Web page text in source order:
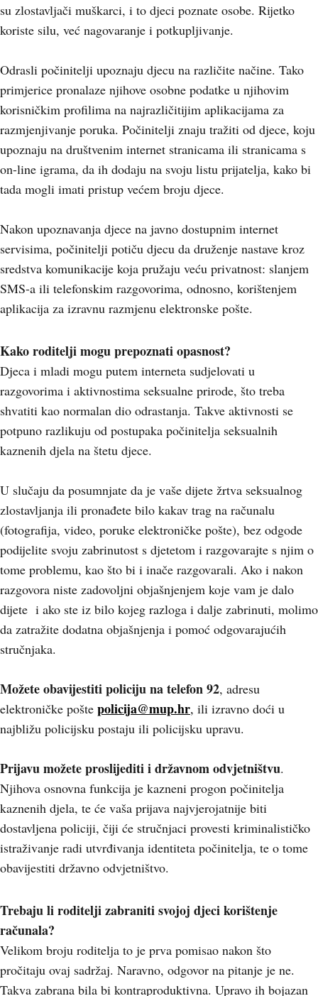
su zlostavljači muškarci, i to djeci poznate osobe. Rijetko
koriste silu, već nagovaranje i potkupljivanje.
Odrasli počinitelji upoznaju djecu na različite načine. Tako
primjerice pronalaze njihove osobne podatke u njihovim
korisničkim profilima na najrazličitijim aplikacijama za
razmjenjivanje poruka. Počinitelji znaju tražiti od djece, koju
upoznaju na društvenim internet stranicama ili stranicama s
on-line igrama, da ih dodaju na svoju listu prijatelja, kako bi
tada mogli imati pristup većem broju djece.
Nakon upoznavanja djece na javno dostupnim internet
servisima, počinitelji potiču djecu da druženje nastave kroz
sredstva komunikacije koja pružaju veću privatnost: slanjem
SMS-a ili telefonskim razgovorima, odnosno, korištenjem
aplikacija za izravnu razmjenu elektronske pošte.
Kako roditelji mogu prepoznati opasnost?
Djeca i mladi mogu putem interneta sudjelovati u
razgovorima i aktivnostima seksualne prirode, što treba
shvatiti kao normalan dio odrastanja. Takve aktivnosti se
potpuno razlikuju od postupaka počinitelja seksualnih
kaznenih djela na štetu djece.
U slučaju da posumnjate da je vaše dijete žrtva seksualnog
zlostavljanja ili pronađete bilo kakav trag na računalu
(fotografija, video, poruke elektroničke pošte), bez odgode
podijelite svoju zabrinutost s djetetom i razgovarajte s njim o
tome problemu, kao što bi i inače razgovarali. Ako i nakon
razgovora niste zadovoljni objašnjenjem koje vam je dalo
dijete i ako ste iz bilo kojeg razloga i dalje zabrinuti, molimo
da zatražite dodatna objašnjenja i pomoć odgovarajućih
stručnjaka.
Možete obavijestiti policiju na telefon 92, adresu
elektroničke pošte policija@mup.hr, ili izravno doći u
najbližu policijsku postaju ili policijsku upravu.
Prijavu možete proslijediti i državnom odvjetništvu.
Njihova osnovna funkcija je kazneni progon počinitelja
kaznenih djela, te će vaša prijava najvjerojatnije biti
dostavljena policiji, čiji će stručnjaci provesti kriminalističko
istraživanje radi utvrđivanja identiteta počinitelja, te o tome
obavijestiti državno odvjetništvo.
Trebaju li roditelji zabraniti svojoj djeci korištenje
računala?
Velikom broju roditelja to je prva pomisao nakon što
pročitaju ovaj sadržaj. Naravno, odgovor na pitanje je ne.
Takva zabrana bila bi kontraproduktivna. Upravo ih bojazan